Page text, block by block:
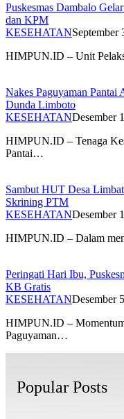
Puskesmas Dambalo
dan KPM
KESEHATANSeptember
HIMPUN.ID – Unit
Nakes Paguyaman Pantai
Dunda Limboto
KESEHATANDesember
HIMPUN.ID – Tenaga
Pantai…
Sambut HUT Desa
Skrining PTM
KESEHATANDesember
HIMPUN.ID – Dalam
Peringati Hari Ibu,
KB Gratis
KESEHATANDesember
HIMPUN.ID –
Paguyaman…
Popular Posts